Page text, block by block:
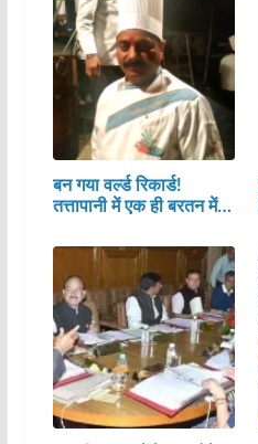
बन गया वर्ल्ड रिकार्ड!
तत्तापानी में एक ही बरतन में…